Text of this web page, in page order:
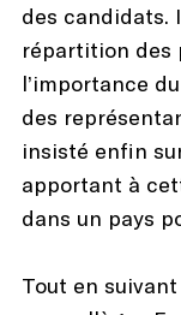
des candidats.
répartition des
l’importance
des
insisté enfin
apportant à
dans un pays
Tout en